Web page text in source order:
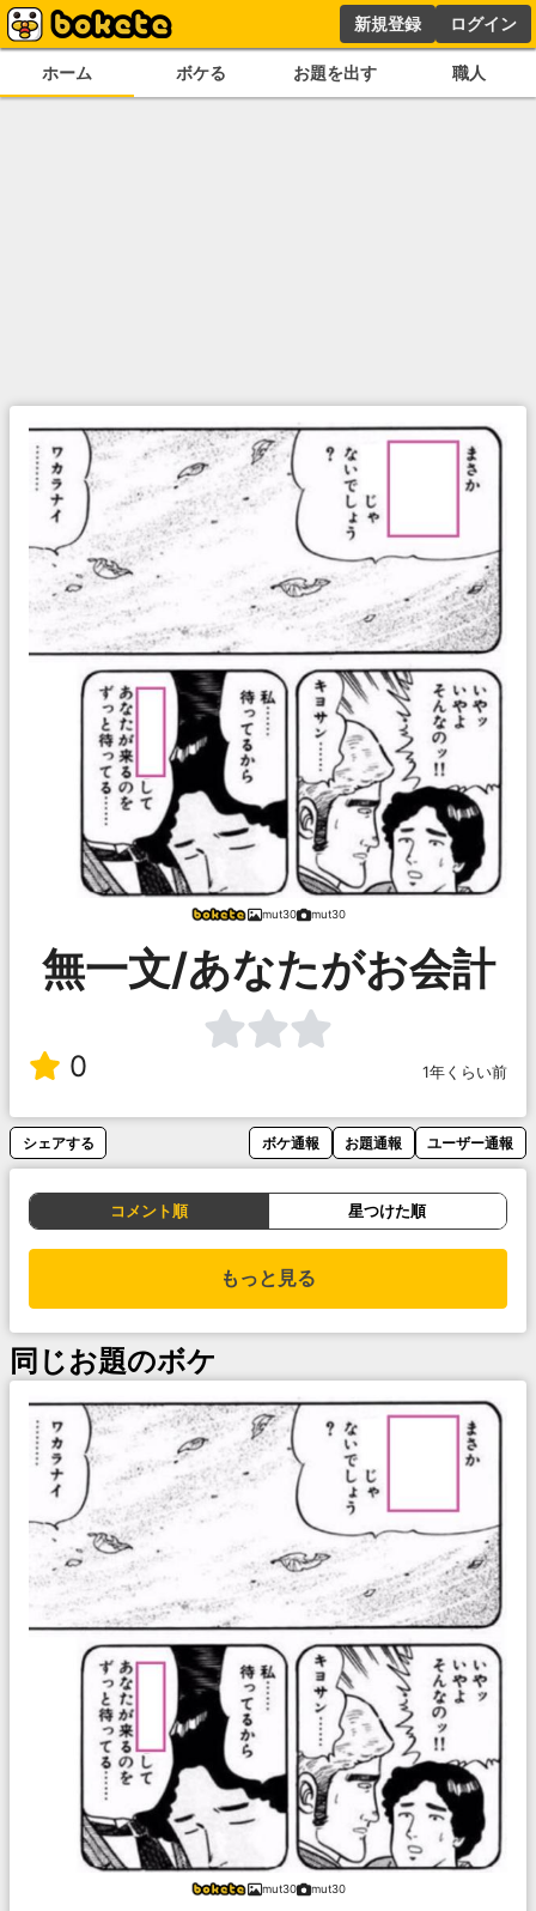
新規登録 ログイン
ホーム ボケる お題を出す 職人
mut30 mut30
無一文/あなたがお会計
0 1年くらい前
シェアする ボケ通報 お題通報 ユーザー通報
コメント順 星つけた順
もっと見る
同じお題のボケ
mut30 mut30